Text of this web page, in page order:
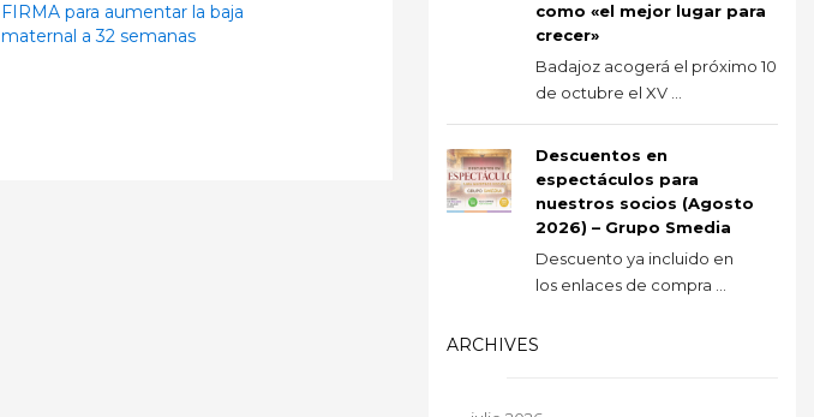
FIRMA para aumentar la baja
maternal a 32 semanas
como «el mejor lugar para
crecer»
Badajoz acogerá el próximo 10
de octubre el XV ...
Descuentos en
espectáculos para
nuestros socios (Agosto
2026) – Grupo Smedia
Descuento ya incluido en
los enlaces de compra ...
ARCHIVES